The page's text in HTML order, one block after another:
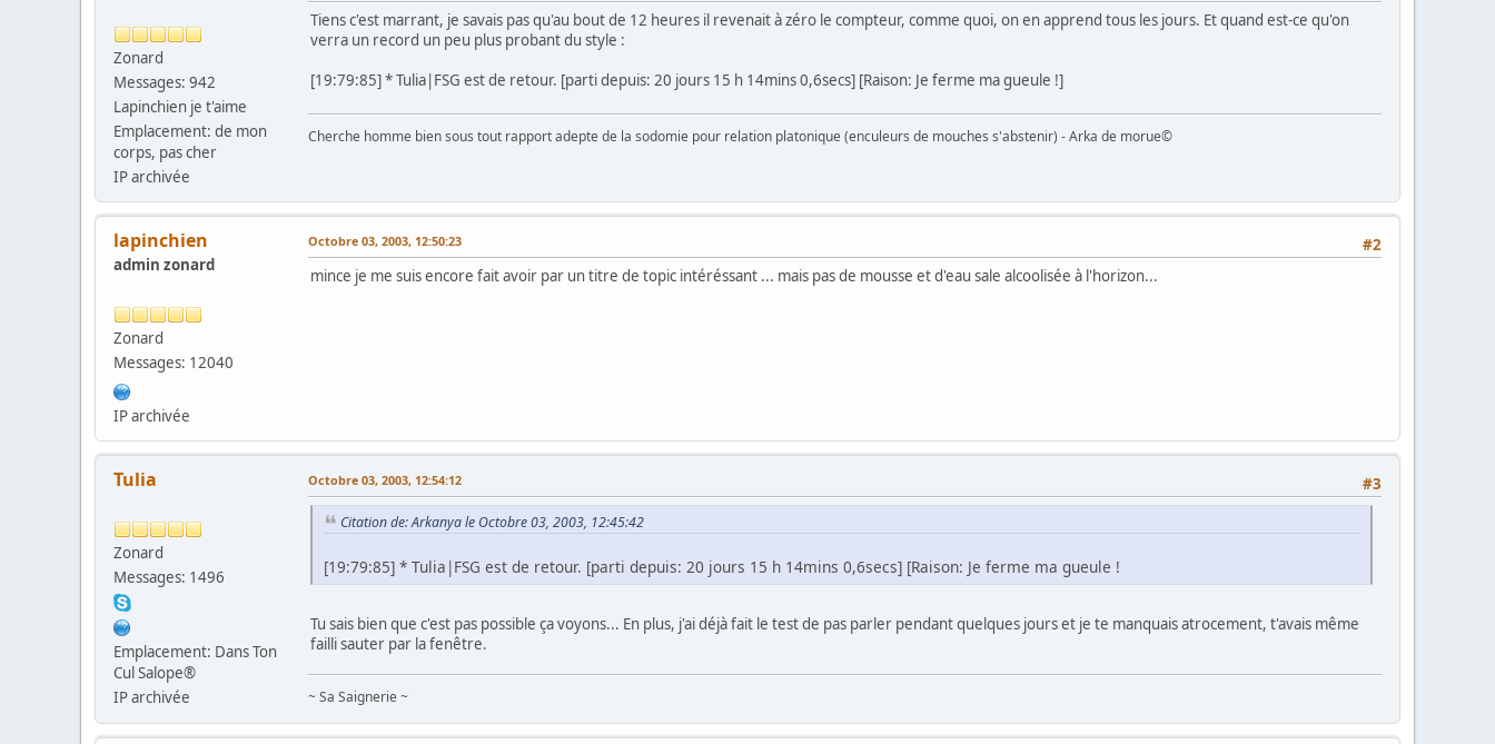
Zonard
Messages: 942
Lapinchien je t'aime
Emplacement: de mon
corps, pas cher
IP archivée
Tiens c'est marrant, je savais pas qu'au bout de 12 heures il revenait à zéro le compteur, comme quoi, on en apprend tous les jours. Et quand est-ce qu'on
verra un record un peu plus probant du style :
[19:79:85] * Tulia|FSG est de retour. [parti depuis: 20 jours 15 h 14mins 0,6secs] [Raison: Je ferme ma gueule !]
Cherche homme bien sous tout rapport adepte de la sodomie pour relation platonique (enculeurs de mouches s'abstenir) - Arka de morue©
lapinchien
admin zonard
Zonard
Messages: 12040
IP archivée
#2
Octobre 03, 2003, 12:50:23
mince je me suis encore fait avoir par un titre de topic intéréssant ... mais pas de mousse et d'eau sale alcoolisée à l'horizon...
Tulia
Zonard
Messages: 1496
Emplacement: Dans Ton
Cul Salope®
IP archivée
#3
Octobre 03, 2003, 12:54:12
Citation de: Arkanya le Octobre 03, 2003, 12:45:42
[19:79:85] * Tulia|FSG est de retour. [parti depuis: 20 jours 15 h 14mins 0,6secs] [Raison: Je ferme ma gueule !
Tu sais bien que c'est pas possible ça voyons... En plus, j'ai déjà fait le test de pas parler pendant quelques jours et je te manquais atrocement, t'avais même
failli sauter par la fenêtre.
~ Sa Saignerie ~